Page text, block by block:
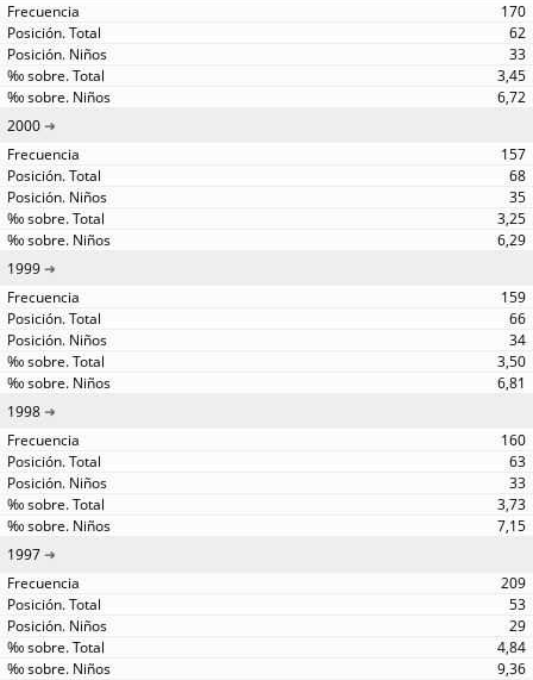
170
62
33
3,45
6,72
2000
157
68
35
3,25
6,29
1999
159
66
34
3,50
6,81
1998
160
63
33
3,73
7,15
1997
209
53
29
4,84
9,36